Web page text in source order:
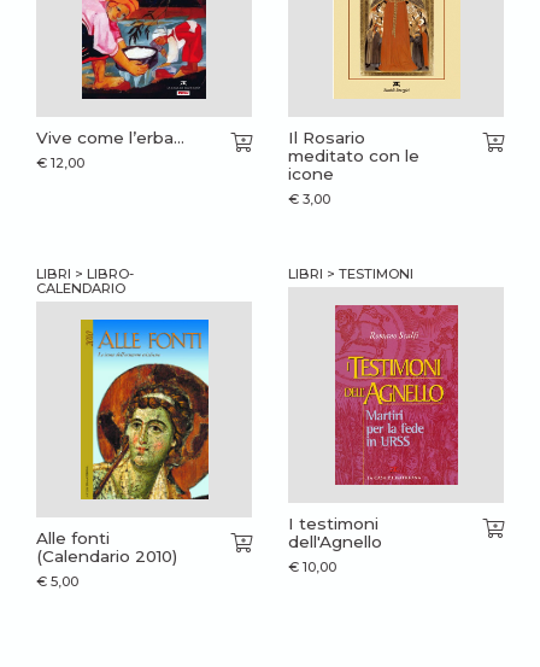
Vive come l’erba...
€ 12,00
Il Rosario
meditato con le
icone
€ 3,00
LIBRI > LIBRO-
CALENDARIO
Alle fonti
(Calendario 2010)
€ 5,00
LIBRI > TESTIMONI
I testimoni
dell'Agnello
€ 10,00